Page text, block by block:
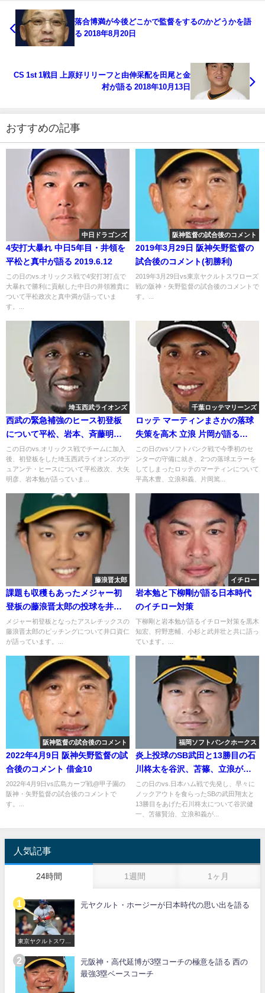
落合博満が今後どこかで監督をするのかどうかを語
る 2018年8月20日
CS 1st 1戦目 上原好リリーフと由伸采配を田尾と金
村が語る 2018年10月13日
おすすめの記事
中日ドラゴンズ
4安打大暴れ 中日5年目・井領を
平松と真中が語る 2019.6.12
この日のvs.オリックス戦で4安打3打点で
大暴れで勝利に貢献した中日の井領雅貴に
ついて平松政次と真中満が語っていま
す。...
阪神監督の試合後のコメント
2019年3月29日 阪神矢野監督の
試合後のコメント(初勝利)
2019年3月29日vs東京ヤクルトスワローズ
戦の阪神・矢野監督の試合後のコメントで
す。...
埼玉西武ライオンズ
西武の緊急補強のヒース初登板
について平松、岩本、斉藤明雄
が語る 2018年5月20日
この日のvs.オリックス戦でチームに加入
後、初登板をした埼玉西武ライオンズのデ
ュアンテ・ヒースについて平松政次、大矢
明彦、岩本勉が語っていま...
千葉ロッテマリーンズ
ロッテ マーティンまさかの落球
失策を高木 立浪 片岡が語る
2019.9.6
この日のvsソフトバンク戦で今季初のセ
ンターの守備に就き、2つの落球エラーを
してしまったロッテのマーティンについて
平高木豊、立浪和義、片岡篤...
藤浪晋太郎
課題も収穫もあったメジャー初
登板の藤浪晋太郎の投球を井口
が分析
メジャー初登板となったアスレチックスの
藤浪晋太郎のピッチングについて井口資仁
が語っています。...
イチロー
岩本勉と下柳剛が語る日本時代
のイチロー対策
下柳剛と岩本勉が語るイチロー対策を黒木
知宏、狩野恵輔、小杉と武井壮と共に語っ
ています。...
阪神監督の試合後のコメント
2022年4月9日 阪神矢野監督の試
合後のコメント 借金10
2022年4月9日vs広島カープ戦@甲子園の
阪神・矢野監督の試合後のコメントで
す。...
福岡ソフトバンクホークス
炎上投球のSB武田と13勝目の石
川柊太を谷沢、苫篠、立浪が語
る 2018年9月20日
この日のvs.日本ハム戦で先発し、早々に
ノックアウトを食らったSBの武田翔太と
13勝目をあげた石川柊太について谷沢健
一、笘篠賢治、立浪和義が...
人気記事
24時間 1週間 1ヶ月
東京ヤクルトスワロ
元ヤクルト・ホージーが日本時代の思い出を語る
元阪神・高代延博が3塁コーチの極意を語る 西の
最強3塁ベースコーチ